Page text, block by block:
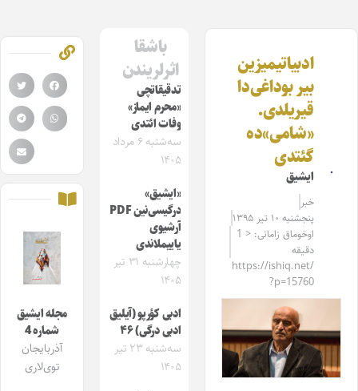
ادبیاتیمیزین
بیر بوداغی‌دا
قیریلدی.
«شامی»ده
گئتدی
ایشیق
خبر
پنجشنبه ۱۰ تیر ۱۳۹۵
اوخوماق زامانی: < 1
دقیقه
https://ishiq.net/
?p=15760
باشقا
اثرلریندن
تدقیقاتچی
«محرم ایماز»
وفات ائتدی
سه‌شنبه ۶ مرداد
۱۴۰۵
«ایشیق»
درگیسی‌نین PDF
آرشیوی
یاییملاندی
چهارشنبه ۳۱ تیر
۱۴۰۵
ادبی کؤرپو (آیلیق
ادبی درگی) ۴۶
سه‌شنبه ۲۳ تیر
۱۴۰۵
مجله ایشیق
شماره 4
آذربایجان
توی‌لاری